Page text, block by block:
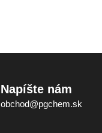
Napíšte nám
obchod@pgchem.sk